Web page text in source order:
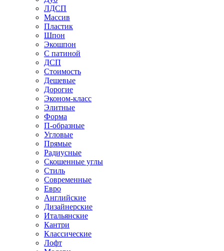
ЛДСП
Массив
Пластик
Шпон
Экошпон
С патиной
ДСП
Стоимость
Дешевые
Дорогие
Эконом-класс
Элитные
Форма
П-образные
Угловые
Прямые
Радиусные
Скошенные углы
Стиль
Современные
Евро
Английские
Дизайнерские
Итальянские
Кантри
Классические
Лофт